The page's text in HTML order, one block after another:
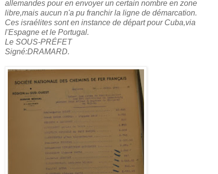
allemandes pour en envoyer un certain nombre en zone
libre,mais aucun n'a pu franchir la ligne de démarcation.
Ces israélites sont en instance de départ pour Cuba,via
l'Espagne et le Portugal.
Le SOUS-PRÉFET
Signé:DRAMARD.